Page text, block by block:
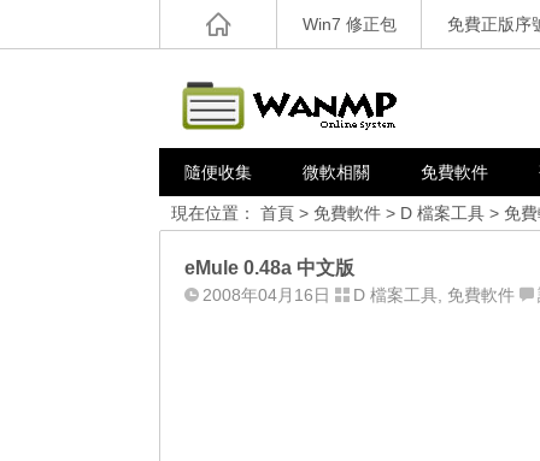
Win7 修正包 免費正版序
隨便收集 微軟相關 免費軟件
現在位置： 首頁 > 免費軟件 > D 檔案工具 > 免
eMule 0.48a 中文版
2008年04月16日 D 檔案工具 免費軟件